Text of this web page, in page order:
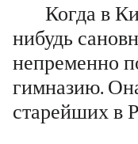
Когда в
нибудь
непременно
гимназию.
старейших в